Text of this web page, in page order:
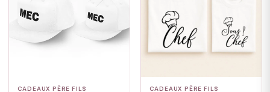
CADEAUX PÈRE FILS CADEAUX PÈRE FILS